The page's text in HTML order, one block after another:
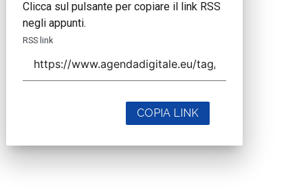
Clicca sul pulsante per copiare il link RSS
negli appunti.
RSS link
COPIA LINK